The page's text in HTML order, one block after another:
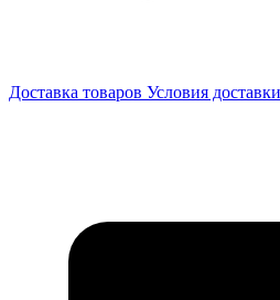
Доставка товаров Условия